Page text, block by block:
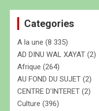
e
c
h
e
r
Categories
A la une (8 335)
AD DINU WAL XAYAT (2)
Afrique (264)
AU FOND DU SUJET (2)
CENTRE D'INTERET (2)
Culture (396)